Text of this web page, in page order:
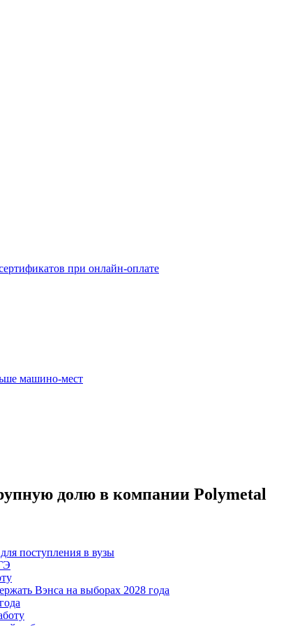
при онлайн-оплате
машино-мест
долю в компании Polymetal
поступления в вузы
Вэнса на выборах 2028 года